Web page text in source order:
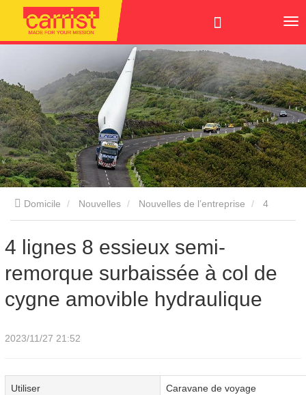
Domicile Nouvelles Nouvelles de l’entreprise
amovible hydraulique
4 lignes 8 essieux semi-
remorque surbaissée à col de
cygne amovible hydraulique
2023/11/27 21:52
Utiliser Caravane de voyage